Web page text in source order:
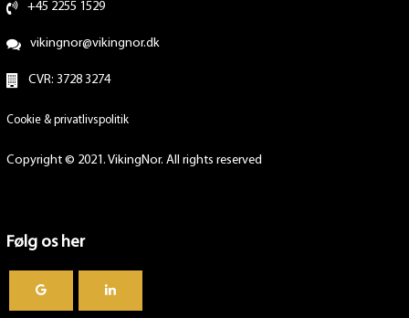
+45 2255 1529
vikingnor@vikingnor.dk
CVR: 3728 3274
Cookie & privatlivspolitik
Copyright © 2021. VikingNor. All rights reserved
Følg os her